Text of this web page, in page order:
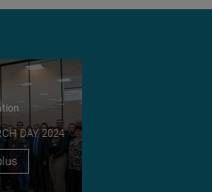
DAY 2024